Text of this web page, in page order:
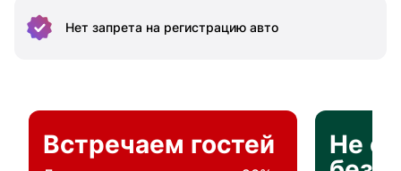
Нет запрета на регистрацию авто
Встречаем гостей
Не